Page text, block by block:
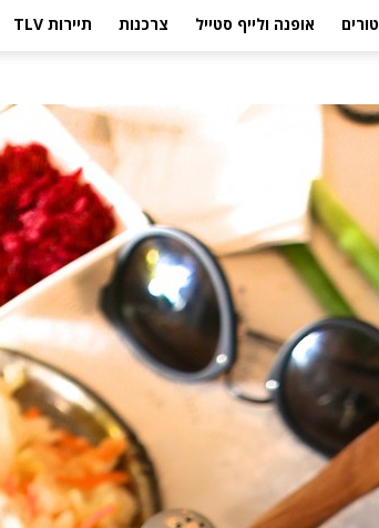
טורים אופנה ולייף סטייל צרכנות תיירות TLV